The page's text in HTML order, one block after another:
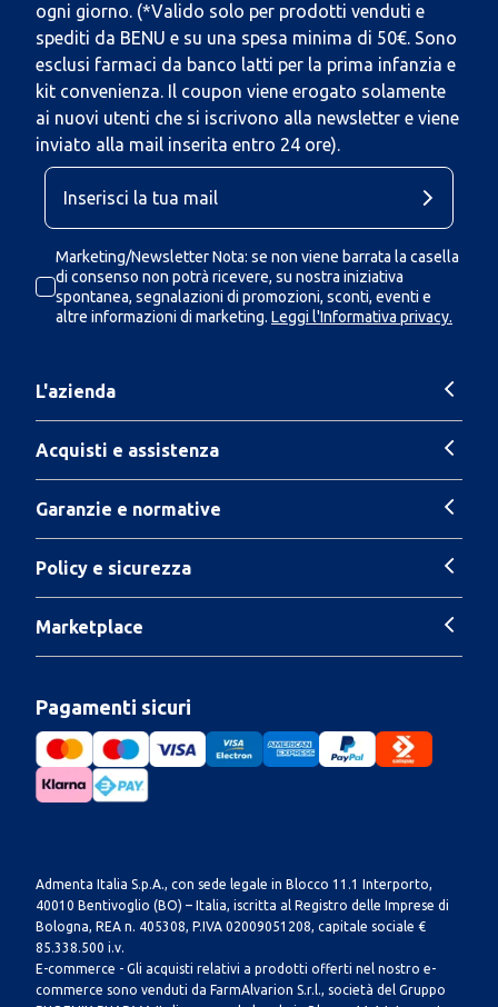
ogni giorno. (*Valido solo per prodotti venduti e
spediti da BENU e su una spesa minima di 50€. Sono
esclusi farmaci da banco latti per la prima infanzia e
kit convenienza. Il coupon viene erogato solamente
ai nuovi utenti che si iscrivono alla newsletter e viene
inviato alla mail inserita entro 24 ore).
Marketing/Newsletter Nota: se non viene barrata la casella
di consenso non potrà ricevere, su nostra iniziativa
spontanea, segnalazioni di promozioni, sconti, eventi e
altre informazioni di marketing. Leggi l'Informativa privacy.
L'azienda
Acquisti e assistenza
Garanzie e normative
Policy e sicurezza
Marketplace
Pagamenti sicuri
Admenta Italia S.p.A., con sede legale in Blocco 11.1 Interporto,
40010 Bentivoglio (BO) – Italia, iscritta al Registro delle Imprese di
Bologna, REA n. 405308, P.IVA 02009051208, capitale sociale €
85.338.500 i.v.
E-commerce - Gli acquisti relativi a prodotti offerti nel nostro e-
commerce sono venduti da FarmAlvarion S.r.l., società del Gruppo